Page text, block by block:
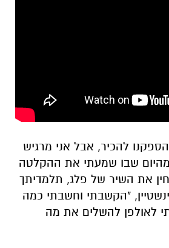
להכיר, אבל אני מרגיש
שבו שמעתי את ההקלטה
את השיר של פלג, תלמדיתך
קלינשטיין, "הקשבתי וחשבתי כמה
לאולפן להשלים את מה